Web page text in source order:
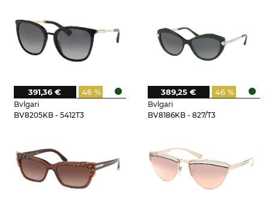
Bvlgari
BV8205KB - 5412T3
46 %
391,36 €
Bvlgari
BV8186KB - 827/T3
46 %
389,25 €